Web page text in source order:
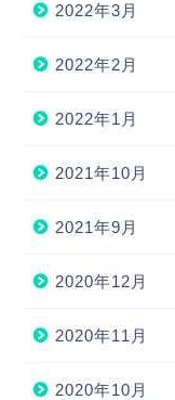
2022年3月
2022年2月
2022年1月
2021年10月
2021年9月
2020年12月
2020年11月
2020年10月